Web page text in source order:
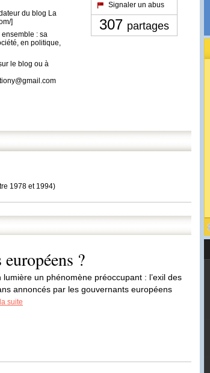
du blog La
]
: sa
en politique,
le blog ou à
Signaler un abus
307 partages
1978 et 1994)
?
un phénomène préoccupant : l’exil des
annoncés par les gouvernants européens
suite